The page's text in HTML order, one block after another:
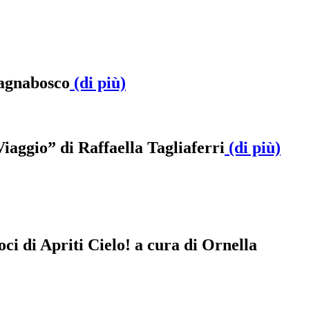
(di più)
di Raffaella Tagliaferri (di più)
di Apriti Cielo! a cura di Ornella